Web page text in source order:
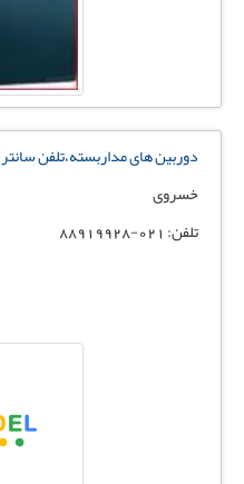
دوربین های مداربسته،تلفن سانتر
خسروی
تلفن: 021-88919928